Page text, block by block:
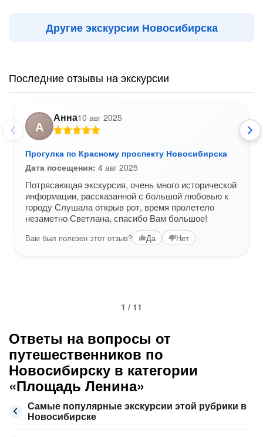
Другие экскурсии Новосибирска
Последние отзывы на экскурсии
А
Анна10 авг 2025
Прогулка по Красному проспекту Новосибирска
Дата посещения: 4 авг 2025
Потрясающая экскурсия, очень много исторической
информации, рассказанной с большой любовью к
городу Слушала открыв рот, время пролетело
незаметно Светлана, спасибо Вам большое!
Вам был полезен этот отзыв? Да Нет
1 / 11
Ответы на вопросы от
путешественников по
Новосибирску в категории
«Площадь Ленина»
Самые популярные экскурсии этой рубрики в
Новосибирске